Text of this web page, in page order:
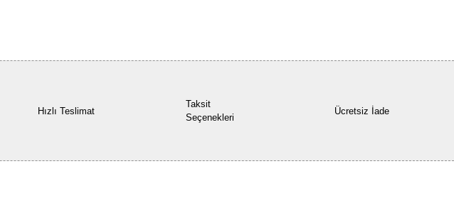
Hızlı Teslimat
Taksit
Seçenekleri
Ücretsiz İade